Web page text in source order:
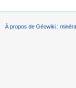
À propos de Géowiki :